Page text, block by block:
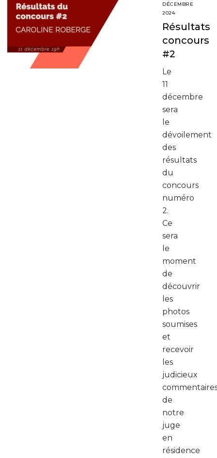
DÉCEMBRE
2024
Résultats
concours
#2
Le
11
décembre
sera
le
dévoilement
des
résultats
du
concours
numéro
2.
Ce
sera
le
moment
de
découvrir
les
photos
soumises
et
recevoir
les
judicieux
de
notre
juge
en
résidence